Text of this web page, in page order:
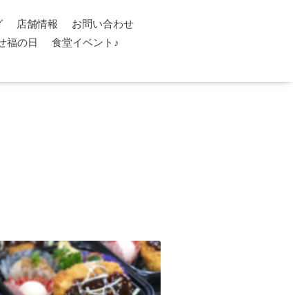
店舗情報
お問い合わせ
福の日
食堂イベント♪